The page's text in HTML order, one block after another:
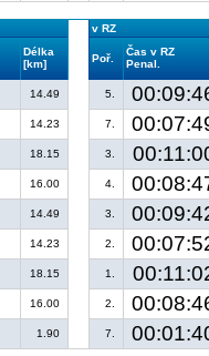
v RZ
Délka
[km]
Poř.
Čas v RZ
Penal.
14.49 5.
14.23 7.
18.15 3.
16.00 4.
14.49 3.
14.23 2.
18.15 1.
16.00 2.
1.90 7.